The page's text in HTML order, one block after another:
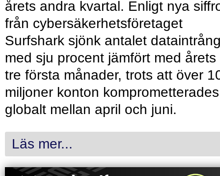
årets andra kvartal. Enligt nya
från cybersäkerhetsföretaget
Surfshark sjönk antalet
med sju procent jämfört med årets
tre första månader, trots att över
miljoner konton komprometterades
globalt mellan april och juni.
Läs mer...